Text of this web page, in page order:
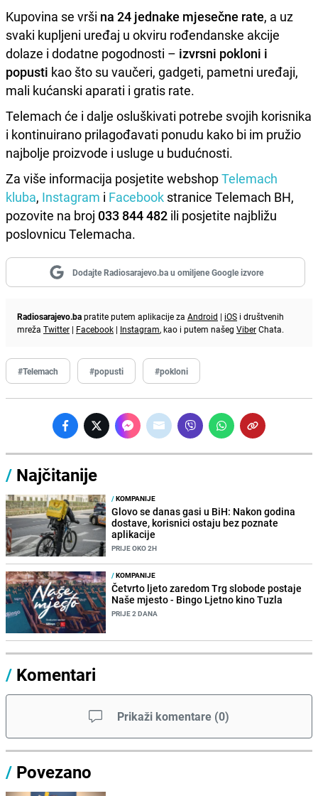
Kupovina se vrši na 24 jednake mjesečne rate, a uz
svaki kupljeni uređaj u okviru rođendanske akcije
dolaze i dodatne pogodnosti – izvrsni pokloni i
popusti kao što su vaučeri, gadgeti, pametni uređaji,
mali kućanski aparati i gratis rate.
Telemach će i dalje osluškivati potrebe svojih korisnika
i kontinuirano prilagođavati ponudu kako bi im pružio
najbolje proizvode i usluge u budućnosti.
Za više informacija posjetite webshopTelemach
kluba, Instagram i Facebook stranice Telemach BH,
pozovite na broj 033 844 482 ili posjetite najbližu
poslovnicu Telemacha.
Dodajte Radiosarajevo.ba u omiljene Google izvore
Radiosarajevo.bapratite putem aplikacije za Android | iOS i društvenih
mreža Twitter | Facebook | Instagram, kao i putem našeg ViberChata.
#Telemach #popusti #pokloni
/ Najčitanije
/KOMPANIJE
Glovo se danas gasi u BiH: Nakon godina
dostave, korisnici ostaju bez poznate
aplikacije
PRIJE OKO 2H
/KOMPANIJE
Četvrto ljeto zaredom Trg slobode postaje
Naše mjesto - Bingo Ljetno kino Tuzla
PRIJE 2 DANA
/ Komentari
Prikaži komentare (0)
/ Povezano